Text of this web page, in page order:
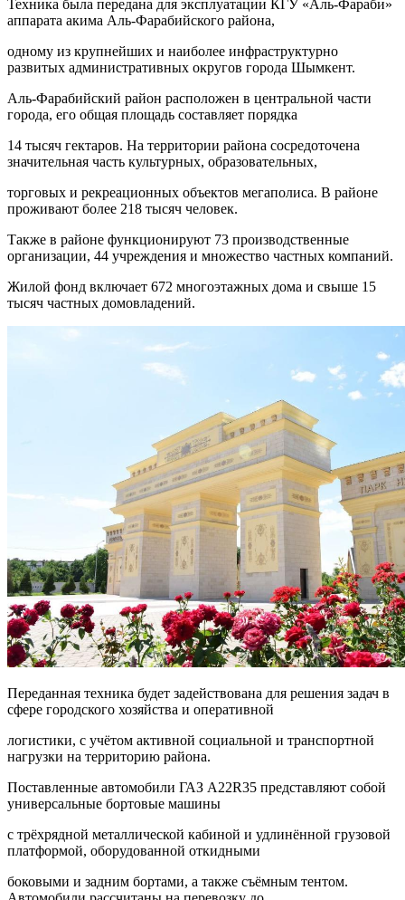
Техника была передана для эксплуатации КГУ «Аль-Фараби»
аппарата акима Аль-Фарабийского района,
одному из крупнейших и наиболее инфраструктурно
развитых административных округов города Шымкент.
Аль-Фарабийский район расположен в центральной части
города, его общая площадь составляет порядка
14 тысяч гектаров. На территории района сосредоточена
значительная часть культурных, образовательных,
торговых и рекреационных объектов мегаполиса. В районе
проживают более 218 тысяч человек.
Также в районе функционируют 73 производственные
организации, 44 учреждения и множество частных компаний.
Жилой фонд включает 672 многоэтажных дома и свыше 15
тысяч частных домовладений.
Переданная техника будет задействована для решения задач в
сфере городского хозяйства и оперативной
логистики, с учётом активной социальной и транспортной
нагрузки на территорию района.
Поставленные автомобили ГАЗ A22R35 представляют собой
универсальные бортовые машины
с трёхрядной металлической кабиной и удлинённой грузовой
платформой, оборудованной откидными
боковыми и задним бортами, а также съёмным тентом.